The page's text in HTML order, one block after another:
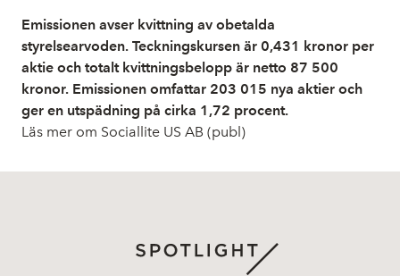
Emissionen avser kvittning av obetalda
styrelsearvoden. Teckningskursen är 0,431 kronor per
aktie och totalt kvittningsbelopp är netto 87 500
kronor. Emissionen omfattar 203 015 nya aktier och
ger en utspädning på cirka 1,72 procent.
Läs mer om Sociallite US AB (publ)